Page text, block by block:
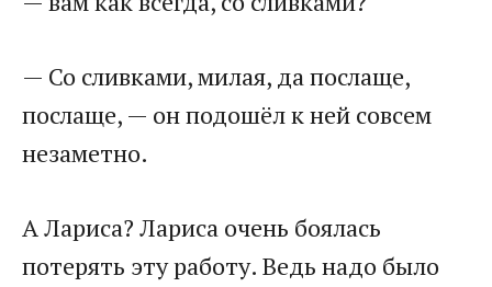
— Со сливками, милая, да послаще,
послаще, — он подошёл к ней совсем
незаметно.
А Лариса? Лариса очень боялась
потерять эту работу. Ведь надо было